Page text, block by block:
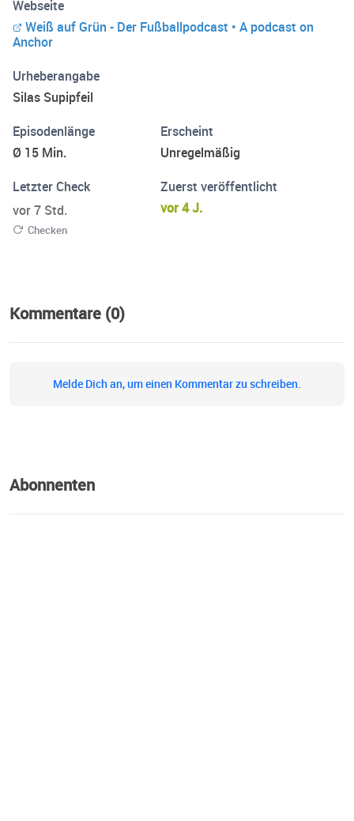
Webseite
Weiß auf Grün - Der Fußballpodcast • A podcast on
Anchor
Urheberangabe
Silas Supipfeil
Episodenlänge
Ø 15 Min.
Erscheint
Unregelmäßig
Letzter Check
vor 7 Std.
Checken
Zuerst veröffentlicht
vor 4 J.
Kommentare (0)
Melde Dich an, um einen Kommentar zu schreiben.
Abonnenten